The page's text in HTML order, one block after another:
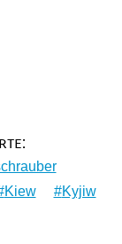
Kiew
Kyjiw